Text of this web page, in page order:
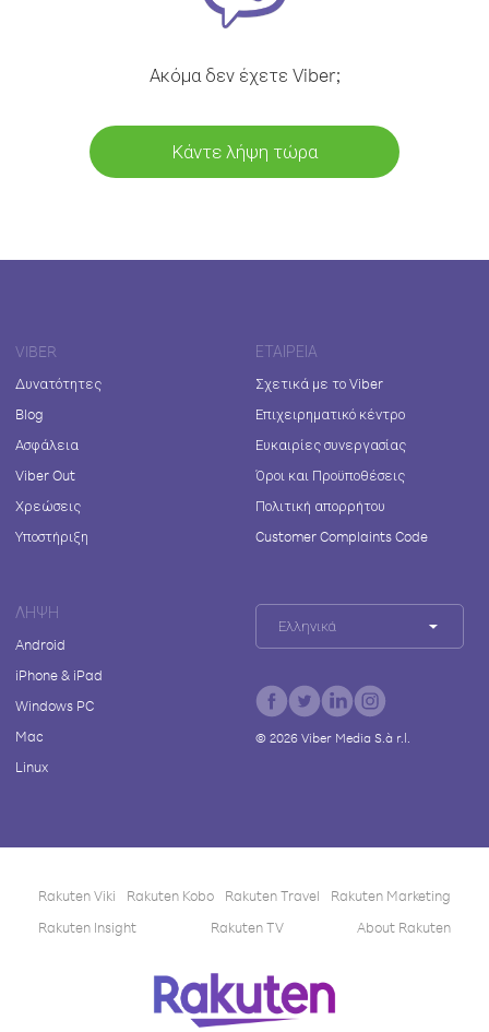
Ακόμα δεν έχετε Viber;
Κάντε λήψη τώρα
VIBER
Δυνατότητες
Blog
Ασφάλεια
Viber Out
Χρεώσεις
Υποστήριξη
ΕΤΑΙΡΕΊΑ
Σχετικά με το Viber
Επιχειρηματικό κέντρο
Ευκαιρίες συνεργασίας
Όροι και Προϋποθέσεις
Πολιτική απορρήτου
Customer Complaints Code
ΛΉΨΗ
Android
iPhone & iPad
Windows PC
Mac
Linux
Ελληνικά
© 2026Viber Media S.à r.l.
Rakuten Viki Rakuten Kobo Rakuten Travel
Rakuten Marketing
Rakuten Insight
Rakuten TV About Rakuten